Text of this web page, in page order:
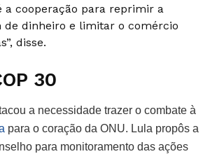
a cooperação para reprimir a
de dinheiro e limitar o comércio
disse.
30
a necessidade trazer o combate à
para o coração da ONU. Lula propôs a
para monitoramento das ações